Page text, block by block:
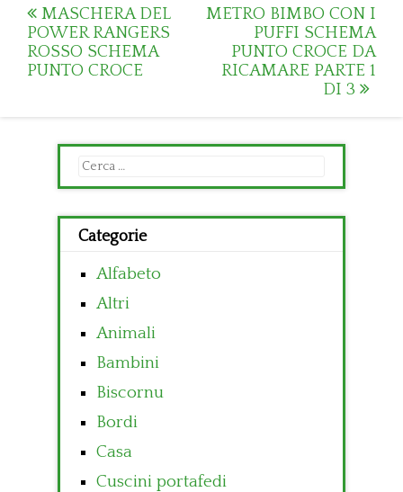
Post
navigation
MASCHERA DEL
POWER RANGERS
ROSSO SCHEMA
PUNTO CROCE
METRO BIMBO CON I
PUFFI SCHEMA
PUNTO CROCE DA
RICAMARE PARTE 1
DI 3
Ricerca
per:
Categorie
Alfabeto
Altri
Animali
Bambini
Biscornu
Bordi
Casa
Cuscini portafedi